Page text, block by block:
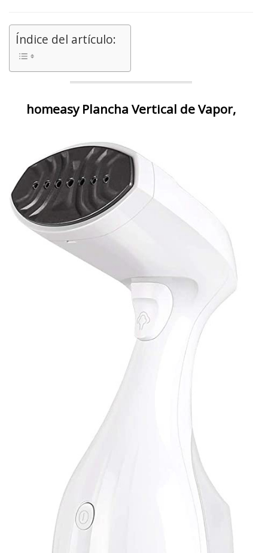
Índice del artículo:
homeasy Plancha Vertical de Vapor,